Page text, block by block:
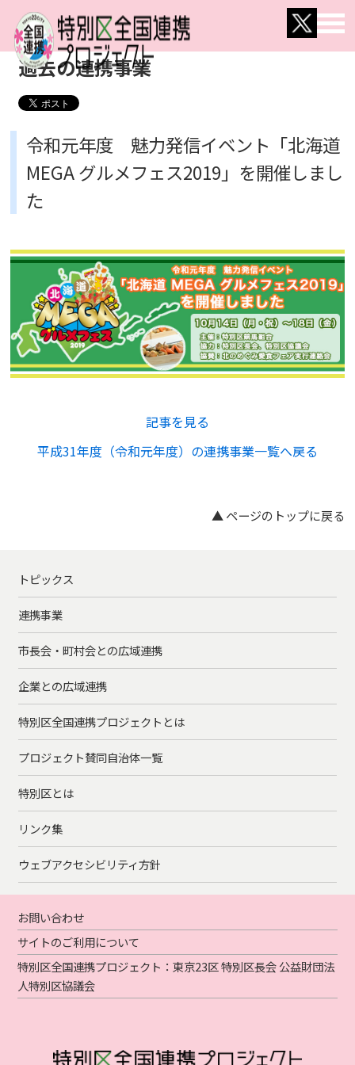
過去の連携事業
令和元年度 魅力発信イベント「北海道
MEGA グルメフェス2019」を開催しまし
た
記事を見る
平成31年度（令和元年度）の連携事業一覧へ戻る
▲ ページのトップに戻る
トピックス
連携事業
市長会・町村会との広域連携
企業との広域連携
特別区全国連携プロジェクトとは
プロジェクト賛同自治体一覧
特別区とは
リンク集
ウェブアクセシビリティ方針
お問い合わせ
サイトのご利用について
特別区全国連携プロジェクト：東京23区 特別区長会 公益財団法
人特別区協議会